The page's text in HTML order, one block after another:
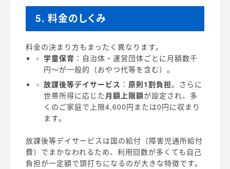
5. 料金のしくみ
料金の決まり方もまったく異なります。
学童保育 ：自治体・運営団体ごとに月額数千
円〜が一般的（おやつ代等を含む）。
放課後等デイサービス ： 原則1割負担。さらに
世帯所得に応じた月額上限額が設定され、多
くのご家庭で上限4,600円または0円に収まり
ます。
放課後等デイサービスは国の給付（障害児通所給付
費）でまかなわれるため、利用回数が多くても自己
負担が一定額で頭打ちになるのが大きな特徴です。